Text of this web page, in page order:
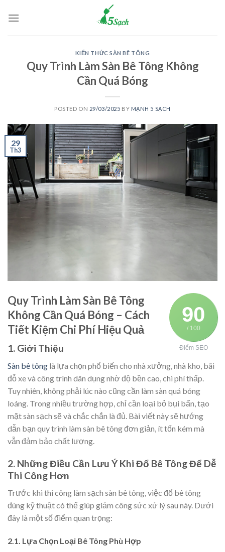
KIẾN THỨC SÀN BÊ TÔNG
Quy Trình Làm Sàn Bê Tông Không
Cần Quá Bóng
POSTED ON 29/03/2025 BY MẠNH 5 SẠCH
29
Th3
90
/ 100
Điểm SEO
Quy Trình Làm Sàn Bê Tông
Không Cần Quá Bóng – Cách
Tiết Kiệm Chi Phí Hiệu Quả
1. Giới Thiệu
Sàn bê tông là lựa chọn phổ biến cho nhà xưởng, nhà kho, bãi
đỗ xe và công trình dân dụng nhờ độ bền cao, chi phí thấp.
Tuy nhiên, không phải lúc nào cũng cần làm sàn quá bóng
loáng. Trong nhiều trường hợp, chỉ cần loại bỏ bụi bẩn, tạo
mặt sàn sạch sẽ và chắc chắn là đủ. Bài viết này sẽ hướng
dẫn bạn quy trình làm sàn bê tông đơn giản, ít tốn kém mà
vẫn đảm bảo chất lượng.
2. Những Điều Cần Lưu Ý Khi Đổ Bê Tông Để Dễ
Thi Công Hơn
Trước khi thi công làm sạch sàn bê tông, việc đổ bê tông
đúng kỹ thuật có thể giúp giảm công sức xử lý sau này. Dưới
đây là một số điểm quan trọng:
2.1. Lựa Chọn Loại Bê Tông Phù Hợp